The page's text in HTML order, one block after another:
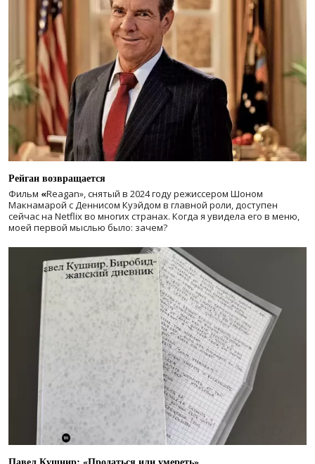
Рейган возвращается
Фильм «Reagan», снятый в 2024 годурежиссером Шоном
Макнамарой с Деннисом Куэйдом в главной роли, доступен
сейчас на Netflix во многих странах. Когда я увидела его в меню,
моей первой мыслью было: зачем?